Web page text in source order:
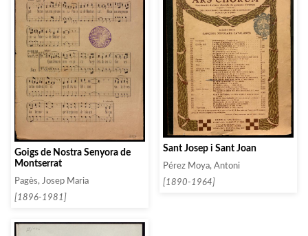
Goigs de Nostra Senyora de
Montserrat
Pagès, Josep Maria
[1896-1981]
Sant Josep i Sant Joan
Pérez Moya, Antoni
[1890-1964]